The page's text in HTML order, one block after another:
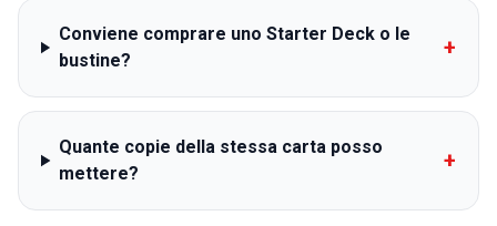
Conviene comprare uno Starter Deck o le
bustine?
+
Quante copie della stessa carta posso
mettere?
+